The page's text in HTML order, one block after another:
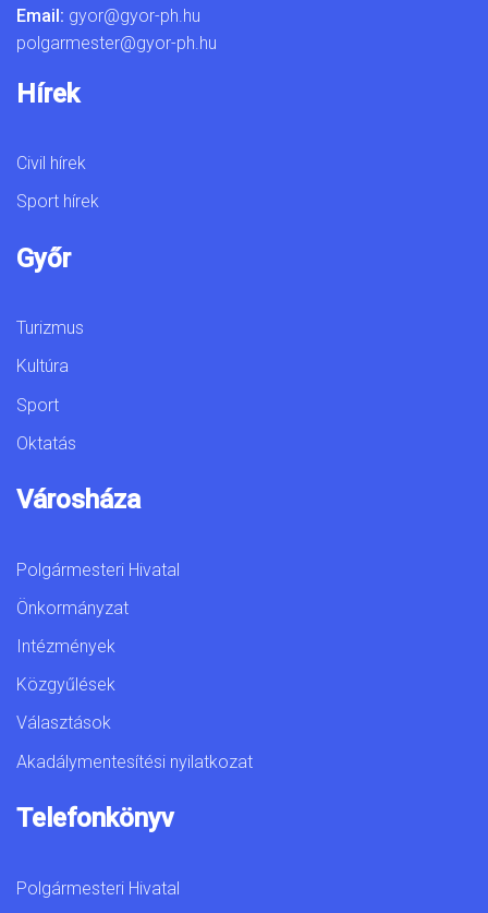
Email: gyor@gyor-ph.hu
polgarmester@gyor-ph.hu
Hírek
Civil hírek
Sport hírek
Győr
Turizmus
Kultúra
Sport
Oktatás
Városháza
Polgármesteri Hivatal
Önkormányzat
Intézmények
Közgyűlések
Választások
Akadálymentesítési nyilatkozat
Telefonkönyv
Polgármesteri Hivatal